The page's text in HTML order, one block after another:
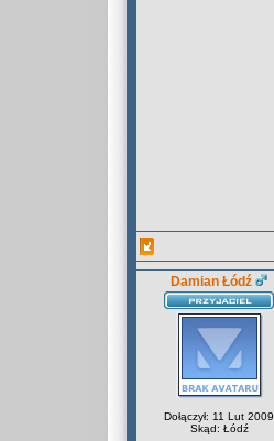
Damian Łódź
Dołączył: 11 Lut 2009
Skąd: Łódź